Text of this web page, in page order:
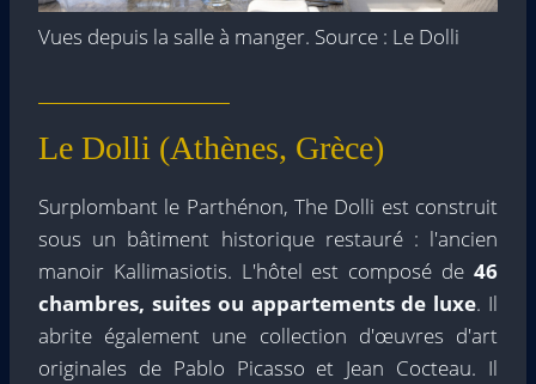
Vues depuis la salle à manger. Source : Le Dolli
Le Dolli (Athènes, Grèce)
Surplombant le Parthénon, The Dolli est construit
sous un bâtiment historique restauré : l'ancien
manoir Kallimasiotis. L'hôtel est composé de 46
chambres, suites ou appartements de luxe. Il
abrite également une collection d'œuvres d'art
originales de Pablo Picasso et Jean Cocteau. Il